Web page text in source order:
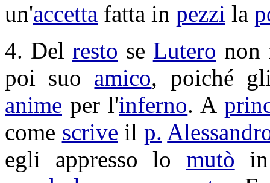
un'accetta fatta in pezzi la
4. Del resto se Lutero
poi suo amico, poiché
anime per l'inferno. A
come scrive il p.
egli appresso lo mutò